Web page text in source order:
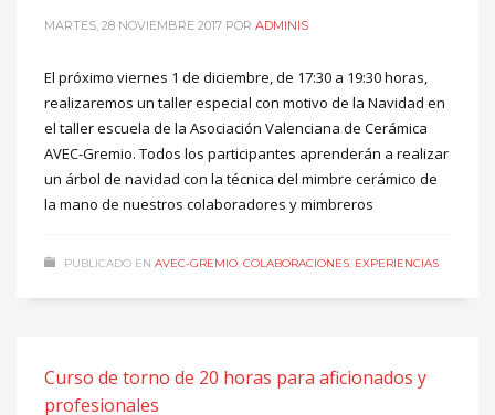
MARTES, 28 NOVIEMBRE 2017 POR ADMINIS
El próximo viernes 1 de diciembre, de 17:30 a 19:30 horas,
realizaremos un taller especial con motivo de la Navidad en
el taller escuela de la Asociación Valenciana de Cerámica
AVEC-Gremio. Todos los participantes aprenderán a realizar
un árbol de navidad con la técnica del mimbre cerámico de
la mano de nuestros colaboradores y mimbreros
PUBLICADO EN AVEC-GREMIO, COLABORACIONES, EXPERIENCIAS
Curso de torno de 20 horas para aficionados y
profesionales